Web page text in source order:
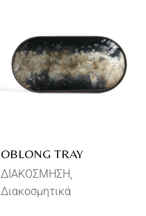
OBLONG TRAY
ΔΙΑΚΟΣΜΗΣΗ
Διακοσμητικά